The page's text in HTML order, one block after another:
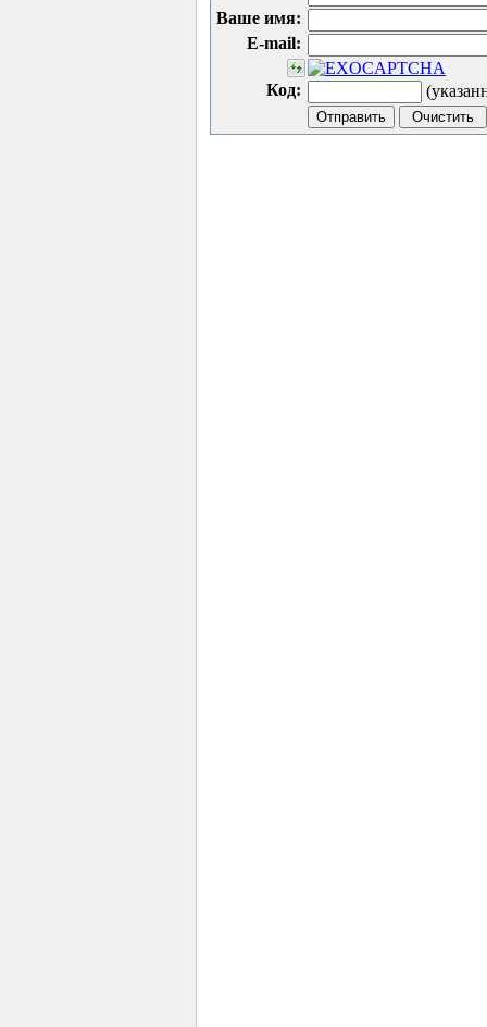
Ваше имя:
E-mail:
Код: